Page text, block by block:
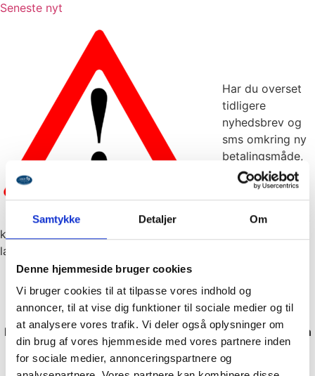
Samtykke Detaljer Om
Denne hjemmeside bruger cookies
Vi bruger cookies til at tilpasse vores indhold og
annoncer, til at vise dig funktioner til sociale medier og til
at analysere vores trafik. Vi deler også oplysninger om
din brug af vores hjemmeside med vores partnere inden
for sociale medier, annonceringspartnere og
Seneste nyt
Har du overset
tidligere
nyhedsbrev og
sms omkring ny
betalingsmåde,
så læs videre
nedenfor.
Har du betalt dit
kontingent på den nye betalingsmåde, så behøver du ikke
læse videre, men du må godt.
Er du blandt dem der ikke har fået betalt, vil du i morgen
fredag den 19/8-22 kl 12.00 modtage en sms om at du
skal forny dit medlemskab i SADF.